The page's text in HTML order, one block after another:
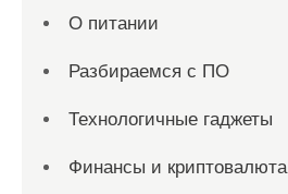
О питании
Разбираемся с ПО
Технологичные гаджеты
Финансы и криптовалюта